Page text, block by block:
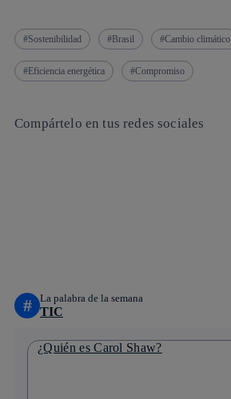
Sostenibilidad Brasil Cambio climático
Eficiencia energética Compromiso
Compártelo en tus redes sociales
# La palabra de la semana
TIC
¿Quién es Carol Shaw?